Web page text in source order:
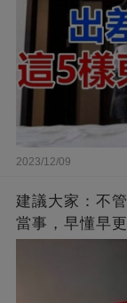
2023/12/09
建議大家：不
當事，早懂早